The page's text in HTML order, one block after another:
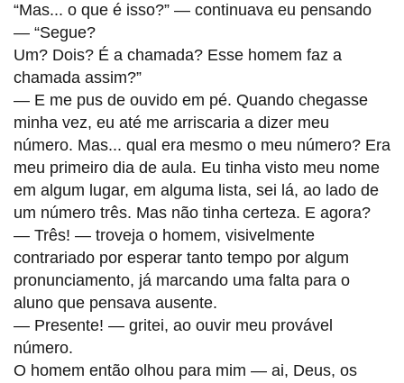
“Mas... o que é isso?” — continuava eu pensando
— “Segue?
Um? Dois? É a chamada? Esse homem faz a
chamada assim?”
— E me pus de ouvido em pé. Quando chegasse
minha vez, eu até me arriscaria a dizer meu
número. Mas... qual era mesmo o meu número? Era
meu primeiro dia de aula. Eu tinha visto meu nome
em algum lugar, em alguma lista, sei lá, ao lado de
um número três. Mas não tinha certeza. E agora?
— Três! — troveja o homem, visivelmente
contrariado por esperar tanto tempo por algum
pronunciamento, já marcando uma falta para o
aluno que pensava ausente.
— Presente! — gritei, ao ouvir meu provável
número.
O homem então olhou para mim — ai, Deus, os